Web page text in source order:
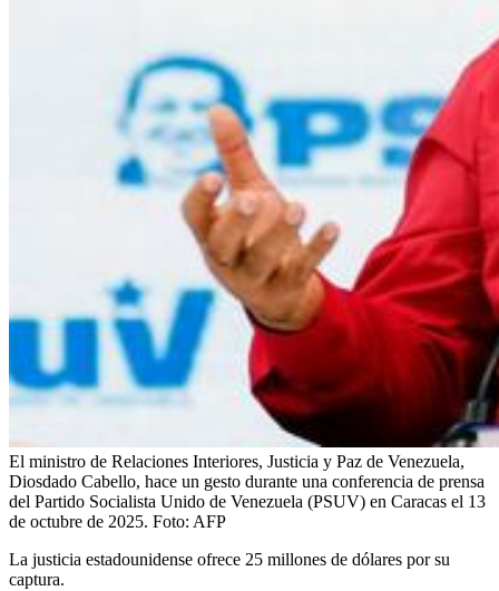
El ministro de Relaciones Interiores, Justicia y Paz de Venezuela,
Diosdado Cabello, hace un gesto durante una conferencia de prensa
del Partido Socialista Unido de Venezuela (PSUV) en Caracas el 13
de octubre de 2025. Foto: AFP
La justicia estadounidense ofrece 25 millones de dólares por su
captura.